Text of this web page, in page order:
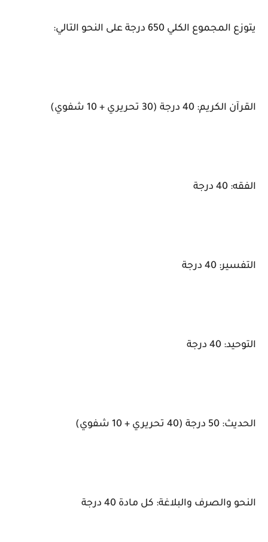
يتوزع المجموع الكلي 650 درجة على النحو التالي:
القرآن الكريم: 40 درجة (30 تحريري + 10 شفوي)
الفقه: 40 درجة
التفسير: 40 درجة
التوحيد: 40 درجة
الحديث: 50 درجة (40 تحريري + 10 شفوي)
النحو والصرف والبلاغة: كل مادة 40 درجة